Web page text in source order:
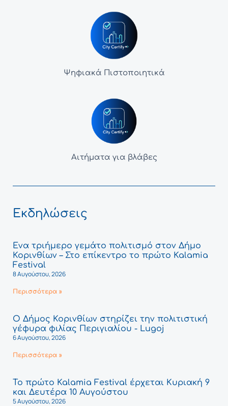
Ψηφιακά Πιστοποιητικά
Αιτήματα για βλάβες
Εκδηλώσεις
Ένα τριήμερο γεμάτο πολιτισμό στον Δήμο
Κορινθίων – Στο επίκεντρο το πρώτο Kalamia
Festival
8 Αυγούστου, 2026
Περισσότερα »
Ο Δήμος Κορινθίων στηρίζει την πολιτιστική
γέφυρα φιλίας Περιγιαλίου - Lugoj
6 Αυγούστου, 2026
Περισσότερα »
Το πρώτο Kalamia Festival έρχεται Κυριακή 9
και Δευτέρα 10 Αυγούστου
5 Αυγούστου, 2026